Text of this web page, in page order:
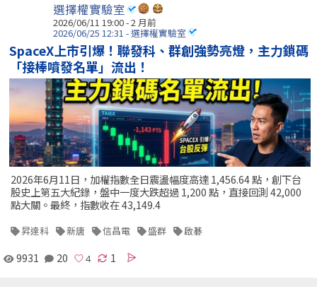
選擇權實驗室
2026/06/11 19:00 - 2 月前
2026/06/25 12:31 - 選擇權實驗室
SpaceX上市引爆！聯發科、群創強勢亮燈，主力鎖碼
「接棒噴發名單」流出！
2026年6月11日，加權指數全日震盪幅度高達 1,456.64 點，創下台
股史上第五大紀錄，盤中一度大跌超過 1,200 點，直接回測 42,000
點大關。最終，指數收在 43,149.4
昇達科 新唐 信昌電 盛群 啟碁
9931 20 1